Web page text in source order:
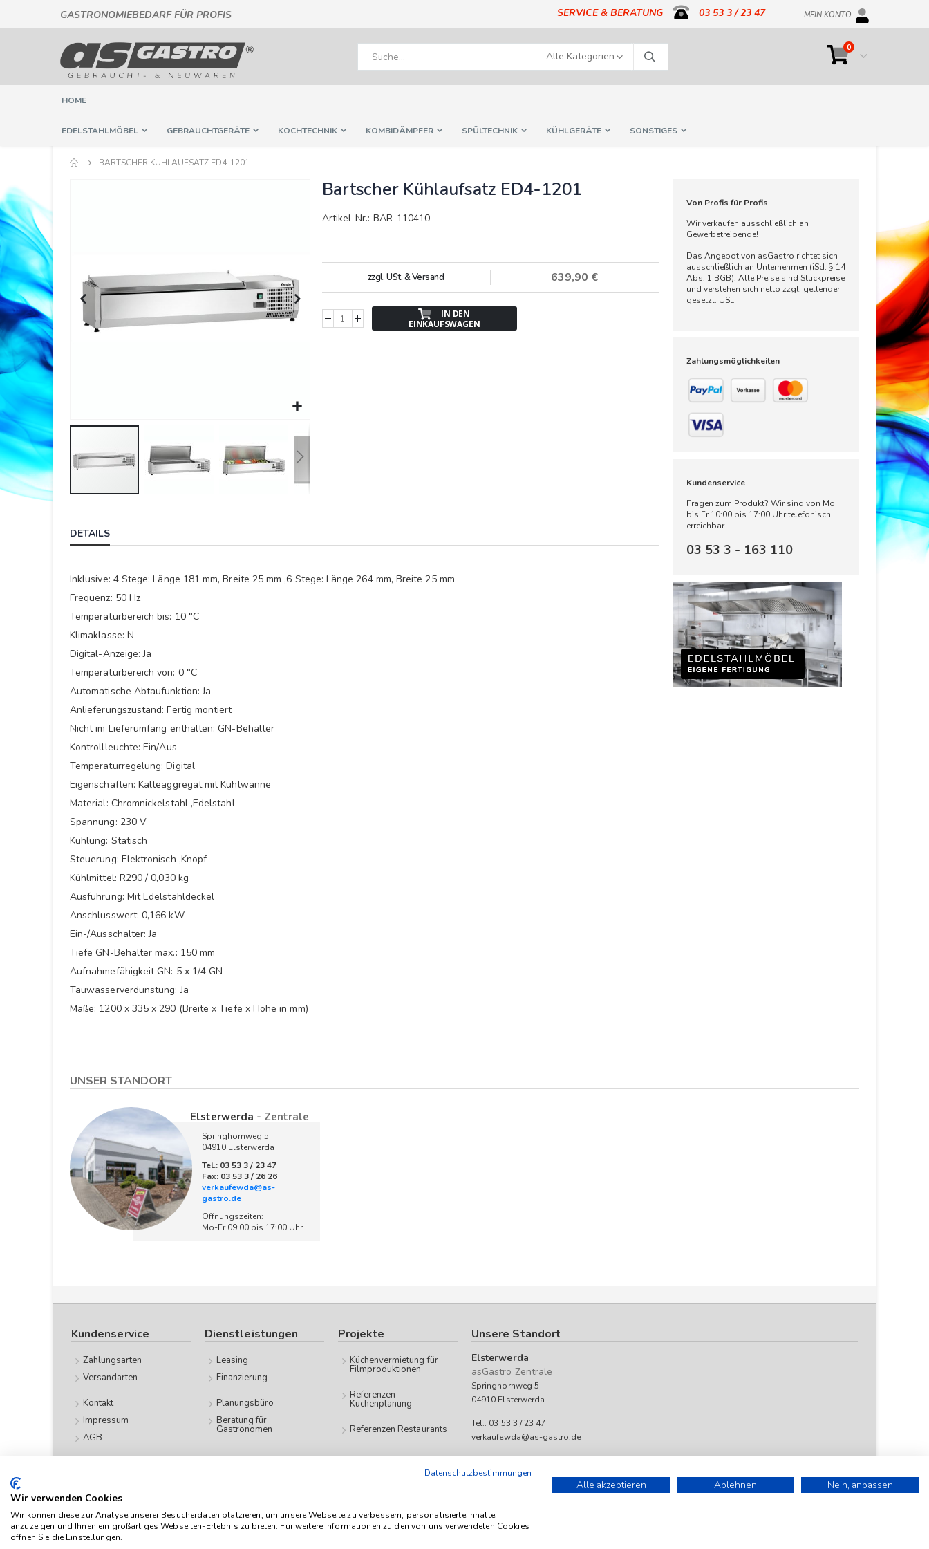
GASTRONOMIEBEDARF FÜR PROFIS
zum
Inhalt
SERVICE & BERATUNG 03 53 3 / 23 47 MEIN KONTO
Cart
0Artikel
Suche
HOME
EDELSTAHLMÖBEL GEBRAUCHTGERÄTE KOCHTECHNIK KOMBIDÄMPFER SPÜLTECHNIK KÜHLGERÄTE SONSTIGES
BARTSCHER KÜHLAUFSATZ ED4-1201
Anfang
Bartscher Kühlaufsatz ED4-1201
Artikel-Nr.: BAR-110410
639,90 €
zzgl. USt. & Versand
IN DEN
EINKAUFSWAGEN
DETAILS
Inklusive: 4 Stege: Länge 181 mm, Breite 25 mm ,6 Stege: Länge 264 mm, Breite 25 mm
Frequenz: 50 Hz
Temperaturbereich bis: 10 °C
Klimaklasse: N
Digital-Anzeige: Ja
Temperaturbereich von: 0 °C
Automatische Abtaufunktion: Ja
Anlieferungszustand: Fertig montiert
Nicht im Lieferumfang enthalten: GN-Behälter
Kontrollleuchte: Ein/Aus
Temperaturregelung: Digital
Eigenschaften: Kälteaggregat mit Kühlwanne
Material: Chromnickelstahl ,Edelstahl
Spannung: 230 V
Kühlung: Statisch
Steuerung: Elektronisch ,Knopf
Kühlmittel: R290 / 0,030 kg
Ausführung: Mit Edelstahldeckel
Anschlusswert: 0,166 kW
Ein-/Ausschalter: Ja
Tiefe GN-Behälter max.: 150 mm
Aufnahmefähigkeit GN: 5 x 1/4 GN
Tauwasserverdunstung: Ja
Maße: 1200 x 335 x 290 (Breite x Tiefe x Höhe in mm)
Von Profis für Profis
Wir verkaufen ausschließlich an
Gewerbetreibende!
Das Angebot von asGastro richtet sich
ausschließlich an Unternehmen (iSd. § 14
Abs. 1 BGB). Alle Preise sind Stückpreise
und verstehen sich netto zzgl. geltender
gesetzl. USt.
Zahlungsmöglichkeiten
Kundenservice
Fragen zum Produkt? Wir sind von Mo
bis Fr 10:00 bis 17:00 Uhr telefonisch
erreichbar
03 53 3 - 163 110
UNSER STANDORT
Elsterwerda - Zentrale
Springhornweg 5
04910 Elsterwerda
Tel.: 03 53 3 / 23 47
Fax: 03 53 3 / 26 26
verkaufewda@as-
gastro.de
Öffnungszeiten:
Mo-Fr 09:00 bis 17:00 Uhr
Kundenservice
Zahlungsarten
Versandarten
Kontakt
Impressum
AGB
Dienstleistungen
Leasing
Finanzierung
Planungsbüro
Beratung für
Gastronomen
Projekte
Küchenvermietung für
Filmproduktionen
Referenzen
Küchenplanung
Referenzen Restaurants
Unsere Standort
Elsterwerda
asGastro Zentrale
Springhornweg 5
04910 Elsterwerda
Tel.: 03 53 3 / 23 47
verkaufewda@as-gastro.de
Mo-Fr 09:00 bis 17:00 Uhr
Das Angebot von as-Gastro richtet sich ausschließlich an Unternehmen (iSd. § 14 Abs. 1 BGB). Alle Preise sind Stückpreise und
verstehen sich netto zzgl. geltender gesetzl. USt.
Datenschutzbestimmungen
Wir verwenden Cookies
Wir können diese zur Analyse unserer Besucherdaten platzieren, um unsere Webseite zu verbessern, personalisierte Inhalte
anzuzeigen und Ihnen ein großartiges Webseiten-Erlebnis zu bieten. Für weitere Informationen zu den von uns verwendeten Cookies
öffnen Sie die Einstellungen.
Alle akzeptieren Ablehnen Nein, anpassen